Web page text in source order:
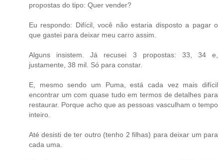
propostas do tipo: Quer vender?
Eu respondo: Difícil, você não estaria disposto a pagar o
que gastei para deixar meu carro assim.
Alguns insistem. Já recusei 3 propostas: 33, 34 e,
justamente, 38 mil. Só para constar.
E, mesmo sendo um Puma, está cada vez mais difícil
encontrar um com quase tudo em termos de detalhes para
restaurar. Porque acho que as pessoas vasculham o tempo
inteiro.
Até desisti de ter outro (tenho 2 filhas) para deixar um para
cada uma.